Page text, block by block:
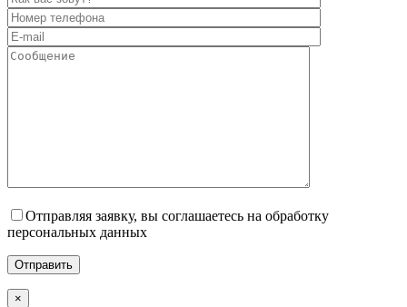
Отправляя заявку, вы соглашаетесь на обработку
персональных данных
×